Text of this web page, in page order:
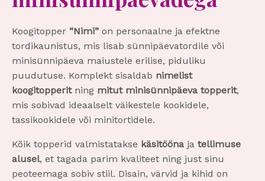
Koogitopper “Nimi” on personaalne ja efektne
tordikaunistus, mis lisab sünnipäevatordile või
minisünnipäeva maiustele erilise, piduliku
puudutuse. Komplekt sisaldab nimelist
koogitopperitning mitut minisünnipäeva topperit,
mis sobivad ideaalselt väikestele kookidele,
tassikookidele või minitortidele.
Kõik topperid valmistatakse käsitööna ja tellimuse
alusel, et tagada parim kvaliteet ning just sinu
peoteemaga sobiv stiil. Disain, värvid ja kihid on